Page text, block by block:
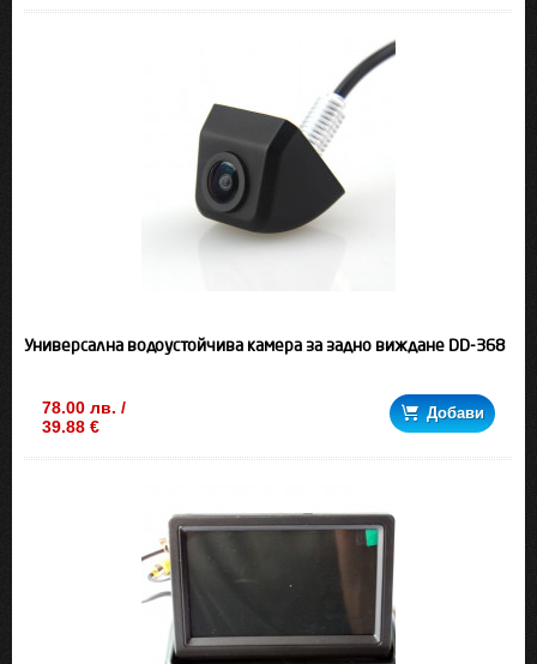
Универсална водоустойчива камера за задно виждане DD-368
78.00 лв. /
39.88 €
Добави